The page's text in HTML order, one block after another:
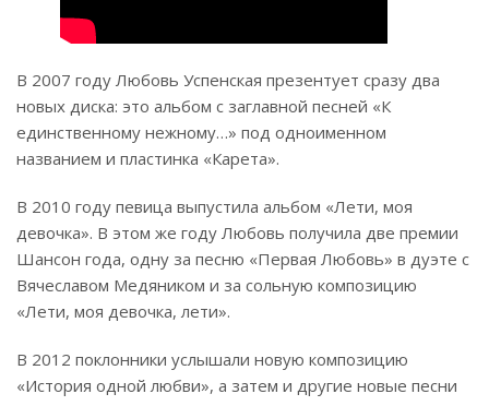
В 2007 году Любовь Успенская презентует сразу два
новых диска: это альбом с заглавной песней «К
единственному нежному…» под одноименном
названием и пластинка «Карета».
В 2010 году певица выпустила альбом «Лети, моя
девочка». В этом же году Любовь получила две премии
Шансон года, одну за песню «Первая Любовь» в дуэте с
Вячеславом Медяником и за сольную композицию
«Лети, моя девочка, лети».
В 2012 поклонники услышали новую композицию
«История одной любви», а затем и другие новые песни